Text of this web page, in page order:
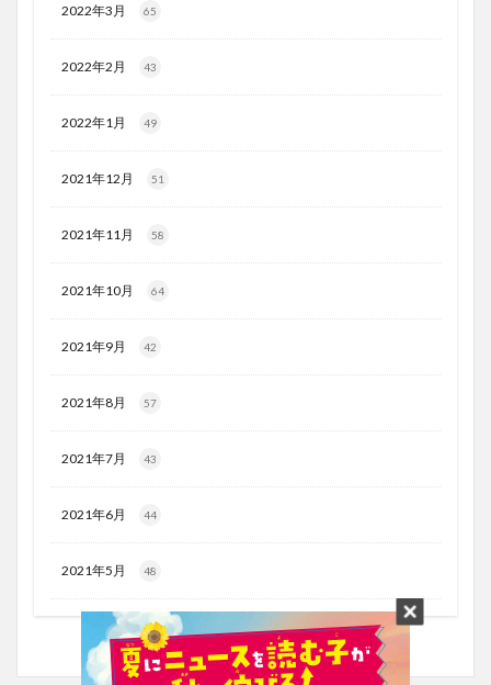
2022年3月 65
2022年2月 43
2022年1月 49
2021年12月 51
2021年11月 58
2021年10月 64
2021年9月 42
2021年8月 57
2021年7月 43
2021年6月 44
2021年5月 48